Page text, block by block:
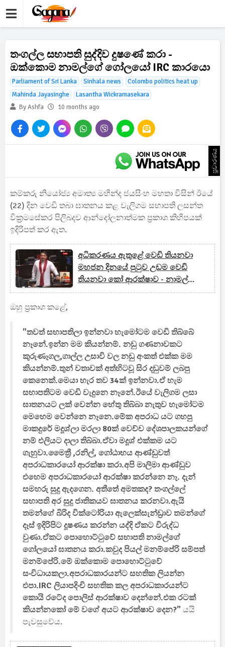
තංගල්ල සභාපති සුද්දිව දුෂණේ කරා -
ඔක්කොම නාමල්ගේ ගෝලයෝ IRC කාරයො
Parliament of Sri Lanka Sinhala news
Colombo politics heat up
Mahinda Jayasinghe
Lasantha Wickramasekara
By Ashfa
10 months ago
ප්‍රචාරණය
කම්කරු නියෝජ්‍ය අමාත්‍ය මහින්ද ජයසිංහ මහතා විසින් ඊයේ
(22) දින වෙඩි තබා ඝාතනය කළ වැලිගම සභාපති ලසන්ත
වික්‍රමසේකර පිලිබදව ආන්දෝලනාත්මක ප්‍රකාශ කිහිපයක්
ඉදිරිපත් කර ඇත.
අධිකරණය ඇතුළේ වෙඩි තියනවා
මහජන දිනයේ පුටුව උඩම වෙඩි
තියනවා කෝ ආරක්ෂාව - නාමල්
රාජපක්ෂ යකා නටයි
ඔහු ප්‍රකාශ කළේ,
"තවත් සභාපතිලා ඉන්නවා හැමෝටම වෙඩි තිබ්බේ
නෑනේ.ඉන්න මම කියන්නම්. නඩු ගණනාවකට
කුරුණෑගල,ගාල්ල උසාවි වල නඩු අංකත් එක්ක මම
කියන්නම්.තුන් වතාවක් අත්හිටවූ සිර දඩුවම් ලබපු
කෙනෙක්.මෙයා හැර තව 34ක් ඉන්නවා.ඒ හැම
සභාපතිටම වෙඩි වැදුනෙ නෑනේ.ඊයේ වැලිගම ලසා
ඝාතනයට ලක් වෙන්න හේතු තිබ්බා නැතුව හැමෝටම
මෙහෙම වෙන්නෙ නෑනෙ.මේක අපරාධ යට ගහපු
මාකදුරේ මදූශ්ලා මරලා 80ක් වෙච්ච දේශපාලකයන්ගේ
නම් එලියට දාලා තිබ්බා.ඒවා මදූශ් එක්කම යට
ගැහුවා.මෛත්‍රී ,රනිල්, ගෝඨාභය ආණ්ඩුවත්
අපරාධකාරයෝ ආරක්ෂා කරා.අපි මාලිමා ආණ්ඩුව
එහෙම අපරාධකාරයෝ ආරක්ෂා කරන්නෙ නෑ. දැන්
සමහරු සුදු ඇදගෙන. අතීතේ අමතකද? තංගල්ලේ
සභාපති අර සුදු ජාතිකයව ඝාතනය කරනවා.ඇයි
තමන්ගේ බිරිද වික්ටෝරියා ඇලෙක්සැන්ඩ්‍රාව තමන්ගේ
දෑස් ඉදිරිපිට දූෂණය කරන්න යද්දි ඒකට විරුද්ධ
වුණා.ඒකට පොහොට්ටුවේ සභාපති නාමල්ගේ
ගෝලයෝ ඝාතනය කරා.කවුද පියල් මනම්පේරි සම්පත්
මනම්පේරි.මේ ඔක්කොම පොහොට්ටුවේ
සංවිධායකලා.අපරාධකාරයන්ට සහතික ලියන්න
එපා.IRC ලියාපදිංචි සහතික කල අපරාධකාරයන්ට
කොයි රටේද පොලිස් ආරක්ෂාව දෙන්නේ.එක රටක්
කියන්නකෝ මේ වගේ අයට ආරක්ෂාව දෙන?" යයි
පැවසුවේය.